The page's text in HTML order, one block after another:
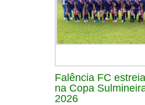
Falência FC
na Copa
2026